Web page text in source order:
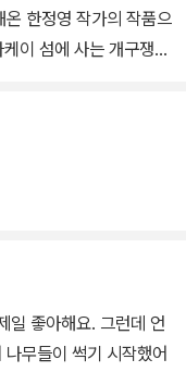
한정영 작가의 작품으
이 섬에 사는 개구쟁이
을 옮겨야만 했던 이들
일 좋아해요. 그런데 언
무들이 썩기 시작했어